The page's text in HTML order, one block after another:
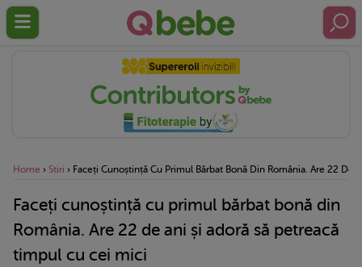
Home › Stiri › Faceți Cunoștință Cu Primul Bărbat Bonă Din România. Are 22 De
Faceți cunoștință cu primul bărbat bonă din
România. Are 22 de ani și adoră să petreacă
timpul cu cei mici